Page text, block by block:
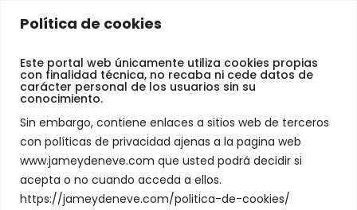
Política de cookies
Este portal web únicamente utiliza cookies propias
con finalidad técnica, no recaba ni cede datos de
carácter personal de los usuarios sin su
conocimiento.
Sin embargo, contiene enlaces a sitios web de terceros
con políticas de privacidad ajenas a la pagina web
www.jameydeneve.com que usted podrá decidir si
acepta o no cuando acceda a ellos.
https://jameydeneve.com/politica-de-cookies/
Jamey
Neve Gafas